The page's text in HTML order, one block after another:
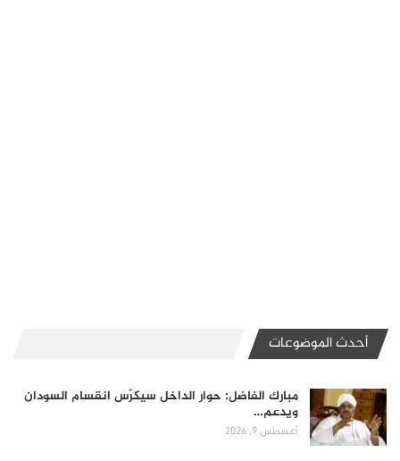
أحدث الموضوعات
مبارك الفاضل: حوار الداخل سيكرّس انقسام السودان
ويدعم…
أغسطس 9, 2026